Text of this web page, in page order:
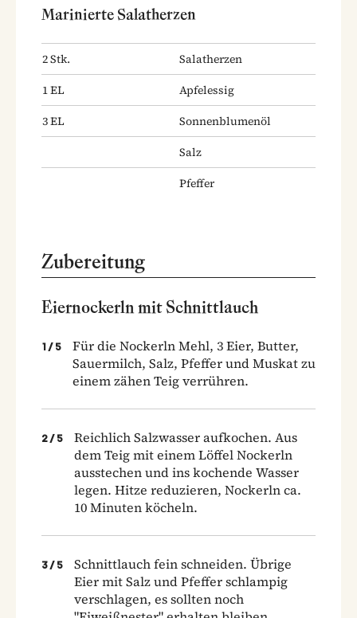
Marinierte Salatherzen
2Stk.
Salatherzen
1EL
Apfelessig
3EL
Sonnenblumenöl
Salz
Pfeffer
Zubereitung
Eiernockerln mit Schnittlauch
1 / 5
Für die Nockerln Mehl, 3 Eier, Butter,
Sauermilch, Salz, Pfeffer und Muskat zu
einem zähen Teig verrühren.
2 / 5
Reichlich Salzwasser aufkochen. Aus
dem Teig mit einem Löffel Nockerln
ausstechen und ins kochende Wasser
legen. Hitze reduzieren, Nockerln ca.
10 Minuten köcheln.
3 / 5
Schnittlauch fein schneiden. Übrige
Eier mit Salz und Pfeffer schlampig
verschlagen, es sollten noch